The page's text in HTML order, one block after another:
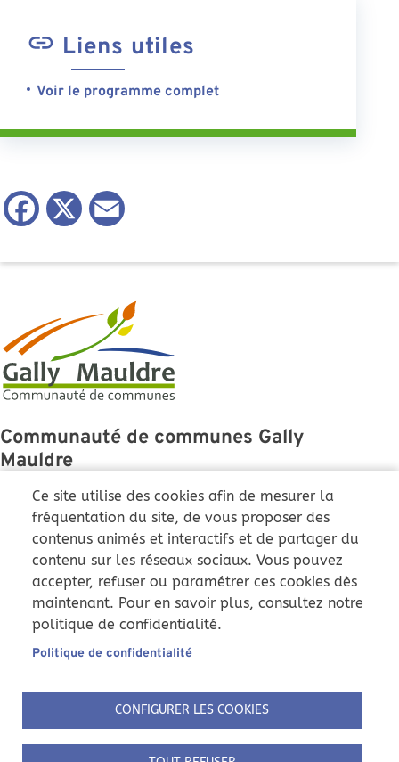
Liens utiles
Voir le programme complet
Facebook
X
Communauté de communes Gally
Mauldre
43 Grande Rue
78810 Feucherolles
01 86 36 01 51
ccgm@cc-gallymauldre.fr
Du lundi au vendredi :
9h-12h et 14h-17h
Samedi : 9h-12h (uniquementPôle instruction
Nous suivre
Ce site utilise des cookies afin de mesurer la
fréquentation du site, de vous proposer des
contenus animés et interactifs et de partager du
contenu sur les réseaux sociaux. Vous pouvez
accepter, refuser ou paramétrer ces cookies dès
maintenant. Pour en savoir plus, consultez notre
politique de confidentialité.
Politique de confidentialité
CONFIGURER LES COOKIES